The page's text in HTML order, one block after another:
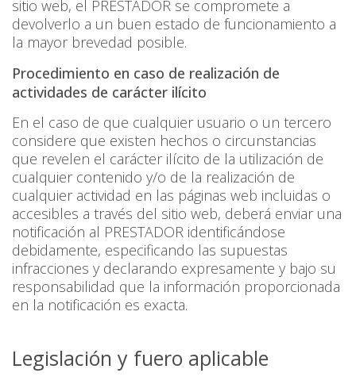
sitio web, el PRESTADOR se compromete a
devolverlo a un buen estado de funcionamiento a
la mayor brevedad posible.
Procedimiento en caso de realización de
actividades de carácter ilícito
En el caso de que cualquier usuario o un tercero
considere que existen hechos o circunstancias
que revelen el carácter ilícito de la utilización de
cualquier contenido y/o de la realización de
cualquier actividad en las páginas web incluidas o
accesibles a través del sitio web, deberá enviar una
notificación al PRESTADOR identificándose
debidamente, especificando las supuestas
infracciones y declarando expresamente y bajo su
responsabilidad que la información proporcionada
en la notificación es exacta.
Legislación y fuero aplicable